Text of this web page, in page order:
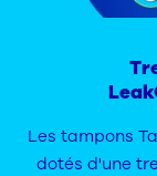
Les tampons
dotés d'une